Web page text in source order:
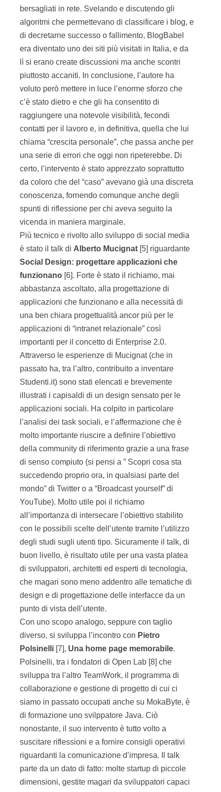
bersagliati in rete. Svelando e discutendo gli
algoritmi che permettevano di classificare i blog, e
di decretarne successo o fallimento, BlogBabel
era diventato uno dei siti più visitati in Italia, e da
lì si erano create discussioni ma anche scontri
piuttosto accaniti. In conclusione, l’autore ha
voluto però mettere in luce l’enorme sforzo che
c’è stato dietro e che gli ha consentito di
raggiungere una notevole visibilità, fecondi
contatti per il lavoro e, in definitiva, quella che lui
chiama “crescita personale”, che passa anche per
una serie di errori che oggi non ripeterebbe. Di
certo, l’intervento è stato apprezzato soprattutto
da coloro che del “caso” avevano già una discreta
conoscenza, fornendo comunque anche degli
spunti di riflessione per chi aveva seguito la
vicenda in maniera marginale.
Più tecnico e rivolto allo sviluppo di social media
è stato il talk di Alberto Mucignat [5] riguardante
Social Design: progettare applicazioni che
funzionano [6]. Forte è stato il richiamo, mai
abbastanza ascoltato, alla progettazione di
applicazioni che funzionano e alla necessità di
una ben chiara progettualità ancor più per le
applicazioni di “intranet relazionale” così
importanti per il concetto di Enterprise 2.0.
Attraverso le esperienze di Mucignat (che in
passato ha, tra l’altro, contribuito a inventare
Studenti.it) sono stati elencati e brevemente
illustrati i capisaldi di un design sensato per le
applicazioni sociali. Ha colpito in particolare
l’analisi dei task sociali, e l’affermazione che è
molto importante riuscire a definire l’obiettivo
della community di riferimento grazie a una frase
di senso compiuto (si pensi a ” Scopri cosa sta
succedendo proprio ora, in qualsiasi parte del
mondo” di Twitter o a “Broadcast yourself” di
YouTube). Molto utile poi il richiamo
all’importanza di intersecare l’obiettivo stabilito
con le possibili scelte dell’utente tramite l’utilizzo
degli studi sugli utenti tipo. Sicuramente il talk, di
buon livello, è risultato utile per una vasta platea
di sviluppatori, architetti ed esperti di tecnologia,
che magari sono meno addentro alle tematiche di
design e di progettazione delle interfacce da un
punto di vista dell’utente.
Con uno scopo analogo, seppure con taglio
diverso, si sviluppa l’incontro con Pietro
Polsinelli [7], Una home page memorabile.
Polsinelli, tra i fondatori di Open Lab [8] che
sviluppa tra l’altro TeamWork, il programma di
collaborazione e gestione di progetto di cui ci
siamo in passato occupati anche su MokaByte, è
di formazione uno svilppatore Java. Ciò
nonostante, il suo intervento è tutto volto a
suscitare riflessioni e a fornire consigli operativi
riguardanti la comunicazione d’impresa. Il talk
parte da un dato di fatto: molte startup di piccole
dimensioni, gestite magari da sviluppatori capaci